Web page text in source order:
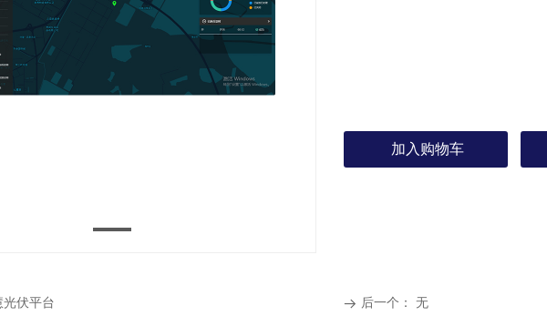
加入购物车
光伏平台 뀠 后一个： 无